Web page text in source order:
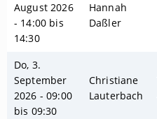
August 2026
- 14:00 bis
14:30
Hannah
Daßler
Do, 3.
September
2026 - 09:00
bis 09:30
Christiane
Lauterbach